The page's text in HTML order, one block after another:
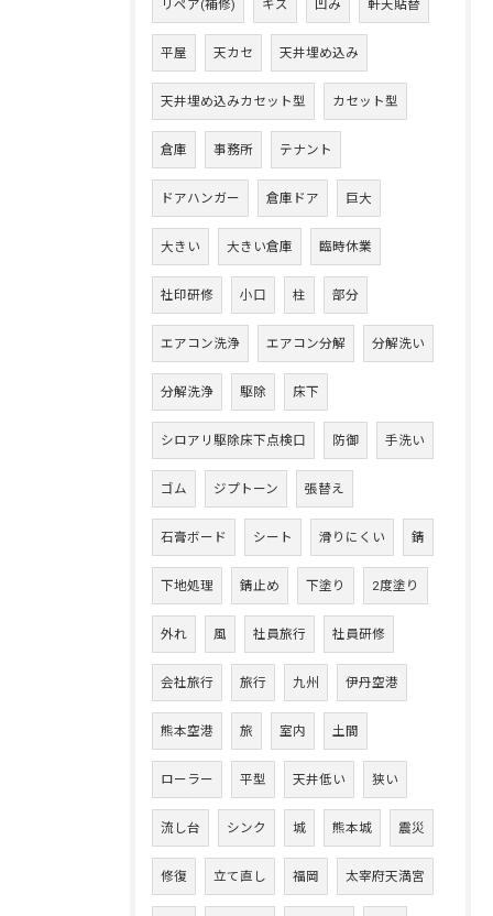
リペア(補修) キズ 凹み 軒天貼替
平屋 天カセ 天井埋め込み
天井埋め込みカセット型 カセット型
倉庫 事務所 テナント
ドアハンガー 倉庫ドア 巨大
大きい 大きい倉庫 臨時休業
社印研修 小口 柱 部分
エアコン洗浄 エアコン分解 分解洗い
分解洗浄 駆除 床下
シロアリ駆除床下点検口 防御 手洗い
ゴム ジプトーン 張替え
石膏ボード シート 滑りにくい 錆
下地処理 錆止め 下塗り 2度塗り
外れ 風 社員旅行 社員研修
会社旅行 旅行 九州 伊丹空港
熊本空港 旅 室内 土間
ローラー 平型 天井低い 狭い
流し台 シンク 城 熊本城 震災
修復 立て直し 福岡 太宰府天満宮